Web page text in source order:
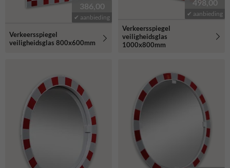
386,00
✔ aanbieding
Verkeersspiegel
veiligheidsglas 800x600mm
498,00
✔ aanbieding
Verkeersspiegel
veiligheidsglas
1000x800mm